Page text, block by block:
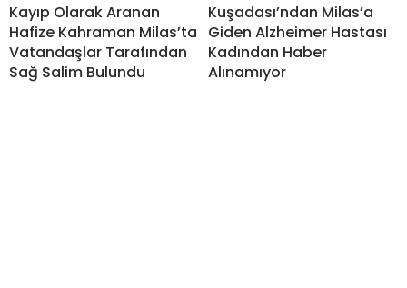
Kayıp Olarak Aranan
Hafize Kahraman Milas’ta
Vatandaşlar Tarafından
Sağ Salim Bulundu
Kuşadası’ndan Milas’a
Giden Alzheimer Hastası
Kadından Haber
Alınamıyor